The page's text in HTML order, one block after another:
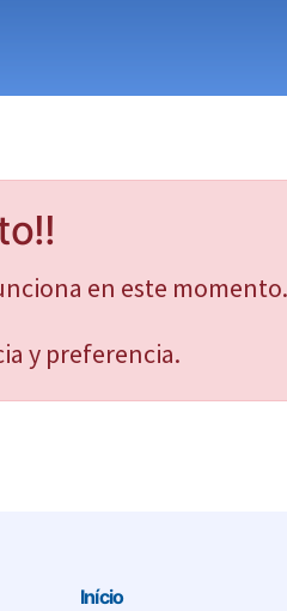
en este
y preferencia.
Início